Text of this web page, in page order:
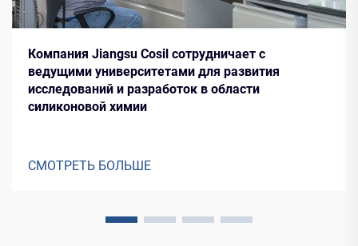
Компания Jiangsu Cosil сотрудничает с
ведущими университетами для развития
исследований и разработок в области
силиконовой химии
СМОТРЕТЬ БОЛЬШЕ